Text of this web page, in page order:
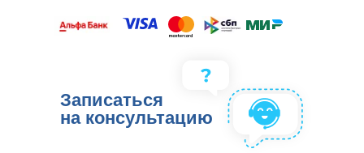
Записаться
на консультацию